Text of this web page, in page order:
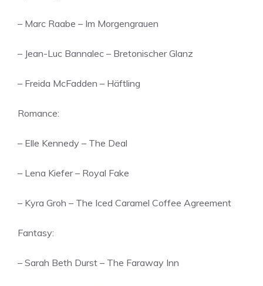
– Marc Raabe – Im Morgengrauen
– Jean-Luc Bannalec – Bretonischer Glanz
– Freida McFadden – Häftling
Romance:
– Elle Kennedy – The Deal
– Lena Kiefer – Royal Fake
– Kyra Groh – The Iced Caramel Coffee Agreement
Fantasy:
– Sarah Beth Durst – The Faraway Inn